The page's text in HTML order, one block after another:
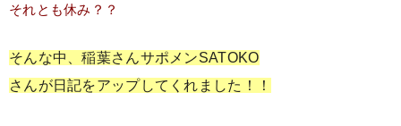
それとも休み？？
そんな中、稲葉さんサポメンSATOKO
さんが日記をアップしてくれました！！